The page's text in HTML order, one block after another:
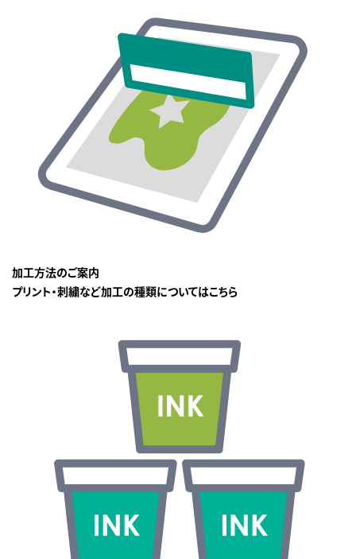
加工方法のご案内
プリント・刺繍など加工の種類についてはこちら